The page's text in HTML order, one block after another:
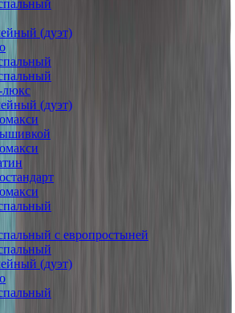
(дуэт)
люкс
(дуэт)
с европростыней
(дуэт)